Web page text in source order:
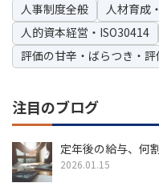
人事制度全般
人材育成
人的資本経営・ISO30414
評価の甘辛・ばらつき・評
注目のブログ
定年後の給与、何
2026.01.15